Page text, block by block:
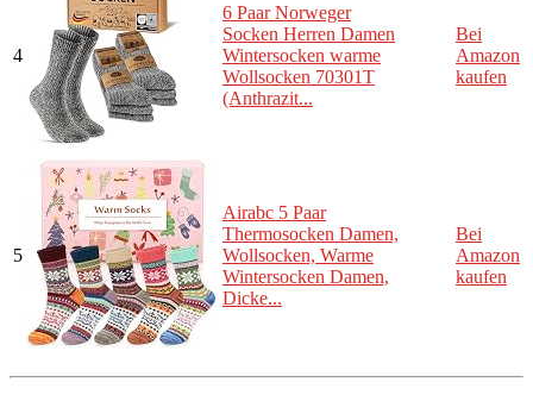
4
6 Paar Norweger
Socken Herren Damen
Wintersocken warme
Wollsocken 70301T
(Anthrazit...
Bei
Amazon
kaufen
5
Airabc 5 Paar
Thermosocken Damen,
Wollsocken, Warme
Wintersocken Damen,
Dicke...
Bei
Amazon
kaufen